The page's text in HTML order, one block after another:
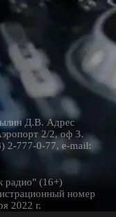
Д.В. Адрес
2/2, оф 3.
2-777-0-77, e-mail:
радио" (16+)
номер
2022 г.